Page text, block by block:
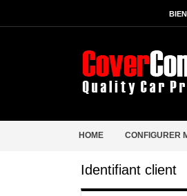
HOME CONFIGURER
Identifiant client